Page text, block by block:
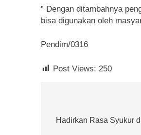
” Dengan ditambahnya
bisa digunakan oleh
Pendim/0316
Post Views: 250
pos
Hadirkan Rasa Syukur